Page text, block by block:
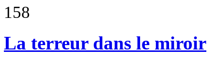
158
La terreur dans le miroir